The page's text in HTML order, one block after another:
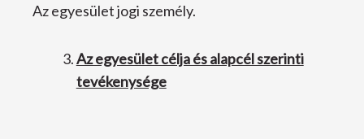
Az egyesület jogi személy.
Az egyesület célja és alapcél szerinti
tevékenysége